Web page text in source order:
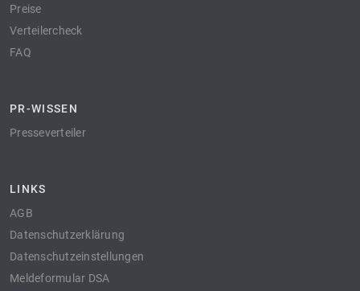
Preise
Verteilercheck
FAQ
PR-WISSEN
Presseverteiler
LINKS
AGB
Datenschutzerklärung
Datenschutzeinstellungen
Meldeformular DSA